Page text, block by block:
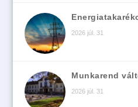
2026 júl. 31
Munkarend
2026 júl. 31